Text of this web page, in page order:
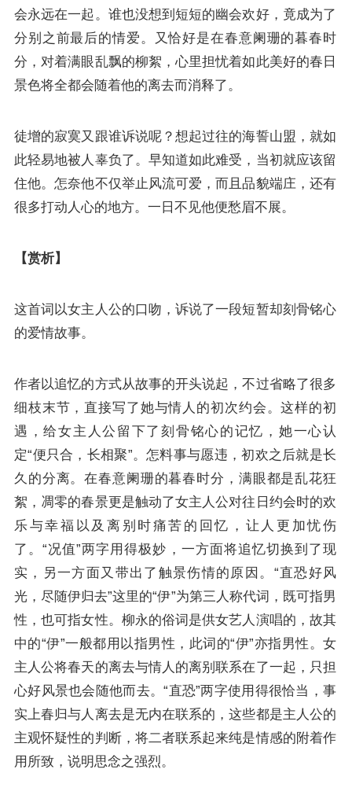
会永远在一起。谁也没想到短短的幽会欢好，竟成为了
分别之前最后的情爱。又恰好是在春意阑珊的暮春时
分，对着满眼乱飘的柳絮，心里担忧着如此美好的春日
景色将全都会随着他的离去而消释了。
徒增的寂寞又跟谁诉说呢？想起过往的海誓山盟，就如
此轻易地被人辜负了。早知道如此难受，当初就应该留
住他。怎奈他不仅举止风流可爱，而且品貌端庄，还有
很多打动人心的地方。一日不见他便愁眉不展。
【赏析】
这首词以女主人公的口吻，诉说了一段短暂却刻骨铭心
的爱情故事。
作者以追忆的方式从故事的开头说起，不过省略了很多
细枝末节，直接写了她与情人的初次约会。这样的初
遇，给女主人公留下了刻骨铭心的记忆，她一心认
定“便只合，长相聚”。怎料事与愿违，初欢之后就是长
久的分离。在春意阑珊的暮春时分，满眼都是乱花狂
絮，凋零的春景更是触动了女主人公对往日约会时的欢
乐与幸福以及离别时痛苦的回忆，让人更加忧伤
了。“况值”两字用得极妙，一方面将追忆切换到了现
实，另一方面又带出了触景伤情的原因。“直恐好风
光，尽随伊归去”这里的“伊”为第三人称代词，既可指男
性，也可指女性。 柳永的俗词是供女艺人演唱的，故其
中的“伊”一般都用以指男性，此词的“伊”亦指男性。女
主人公将春天的离去与情人的离别联系在了一起，只担
心好风景也会随他而去。“直恐”两字使用得很恰当，事
实上春归与人离去是无内在联系的，这些都是主人公的
主观怀疑性的判断，将二者联系起来纯是情感的附着作
用所致，说明思念之强烈。